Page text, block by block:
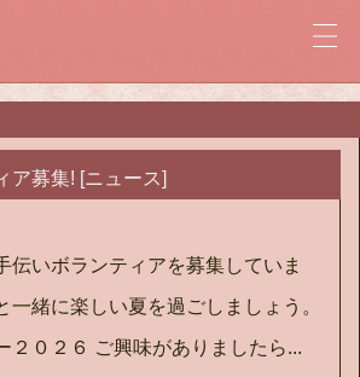
ア募集! [ニュース]
伝いボランティアを募集していま
一緒に楽しい夏を過ごしましょう。
０２６ ご興味がありましたら...